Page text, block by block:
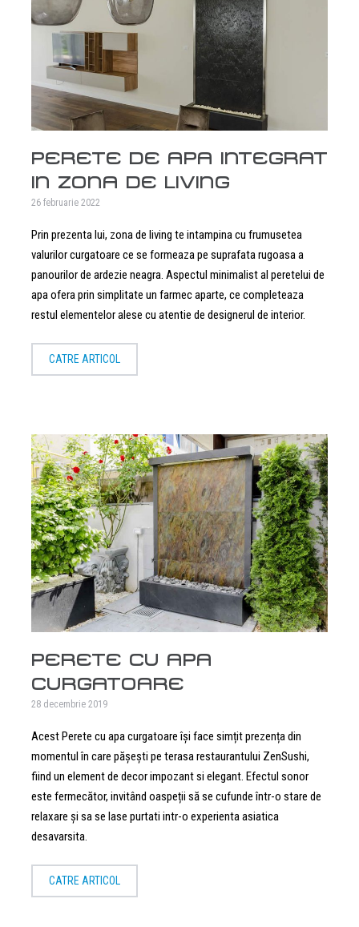
PERETE DE APA INTEGRAT
IN ZONA DE LIVING
26 februarie 2022
Prin prezenta lui, zona de living te intampina cu frumusetea
valurilor curgatoare ce se formeaza pe suprafata rugoasa a
panourilor de ardezie neagra. Aspectul minimalist al peretelui de
apa ofera prin simplitate un farmec aparte, ce completeaza
restul elementelor alese cu atentie de designerul de interior.
CATRE ARTICOL
PERETE CU APA
CURGATOARE
28 decembrie 2019
Acest Perete cu apa curgatoare își face simțit prezența din
momentul în care pășești pe terasa restaurantului ZenSushi,
fiind un element de decor impozant si elegant. Efectul sonor
este fermecător, invitând oaspeții să se cufunde într-o stare de
relaxare și sa se lase purtati intr-o experienta asiatica
desavarsita.
CATRE ARTICOL